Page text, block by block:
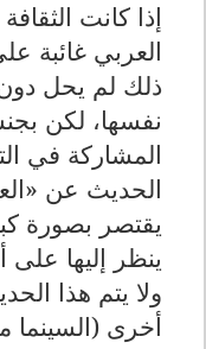
إذا كانت
العربي غائبة
ذلك لم يحل
نفسها، لكن
المشاركة في
الحديث عن
يقتصر بصورة
ينظر إليها على
ولا يتم هذا
أخرى (السينما